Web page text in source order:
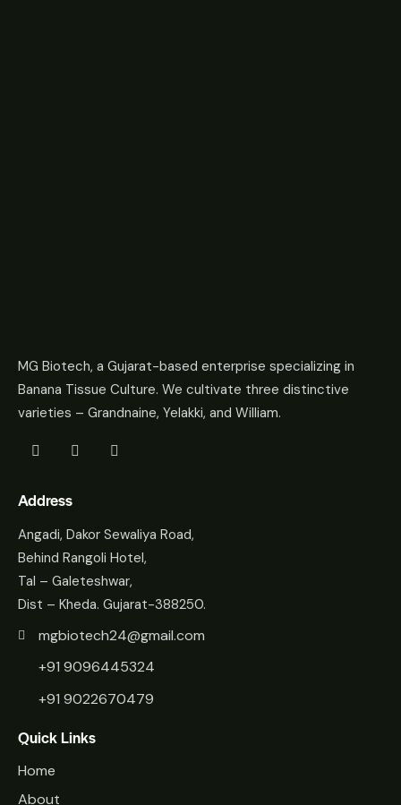
MG Biotech, a Gujarat-based enterprise specializing in
Banana Tissue Culture. We cultivate three distinctive
varieties – Grandnaine, Yelakki, and William.
Address
Angadi, Dakor Sewaliya Road,
Behind Rangoli Hotel,
Tal – Galeteshwar,
Dist – Kheda. Gujarat-388250.
mgbiotech24@gmail.com
+91 9096445324
+91 9022670479
Quick Links
Home
About